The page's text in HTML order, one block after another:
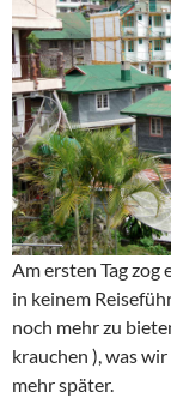
Am ersten Tag zog
in keinem
noch mehr zu
krauchen ), was
mehr später.